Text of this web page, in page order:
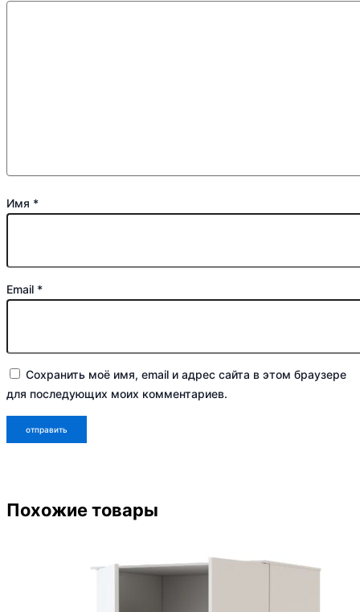
Имя *
Email *
Сохранить моё имя, email и адрес сайта в этом браузере
для последующих моих комментариев.
Похожие товары